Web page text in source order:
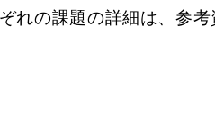
れの課題の詳細は、参